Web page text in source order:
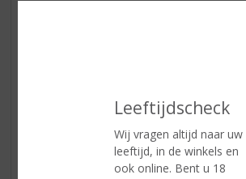
Leeftijdscheck
Wij vragen altijd naar uw
leeftijd, in de winkels en
ook online. Bent u 18
(5,0